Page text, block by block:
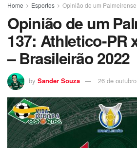
Home Esportes Opinião de um Palmeirense!
Opinião de um
137: Athletico-PR
– Brasileirão 2022
by Sander Souza 26 de